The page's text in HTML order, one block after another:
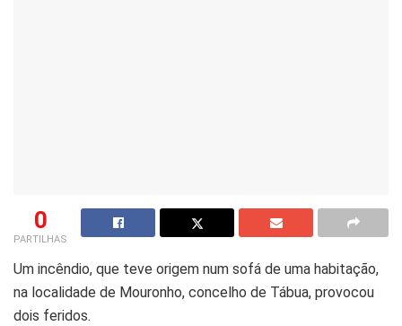
0
PARTILHAS
Um incêndio, que teve origem num sofá de uma habitação,
na localidade de Mouronho, concelho de Tábua, provocou
dois feridos.